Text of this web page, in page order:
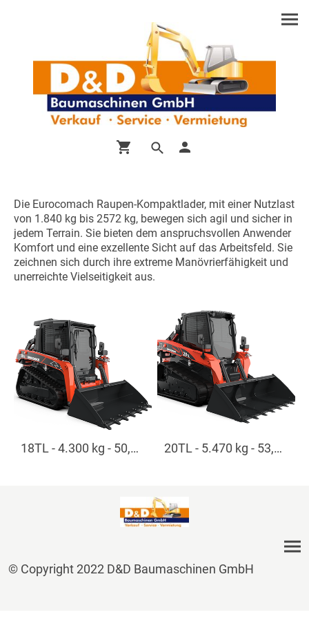
Die Eurocomach Raupen-Kompaktlader, mit einer Nutzlast
von 1.840 kg bis 2572 kg, bewegen sich agil und sicher in
jedem Terrain. Sie bieten dem anspruchsvollen Anwender
Komfort und eine exzellente Sicht auf das Arbeitsfeld. Sie
zeichnen sich durch ihre extreme Manövrierfähigkeit und
unerreichte Vielseitigkeit aus.
18TL - 4.300 kg - 50,0 kW 20TL - 5.470 kg - 53,7 kW
© Copyright 2022 D&D Baumaschinen GmbH